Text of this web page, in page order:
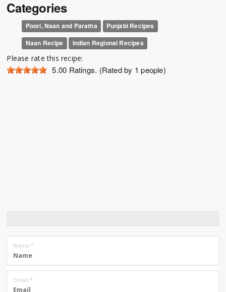
Categories
Poori, Naan and Paratha
Punjabi Recipes
Naan Recipe
Indian Regional Recipes
Please rate this recipe:
5.00 Ratings. (Rated by 1 people)
Name *
Email *